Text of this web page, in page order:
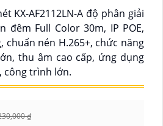
KX-AF2112LN-A độ phân giải
đêm Full Color 30m, IP POE,
chuẩn nén H.265+, chức năng
thu âm cao cấp, ứng dụng
công trình lớn.
₫